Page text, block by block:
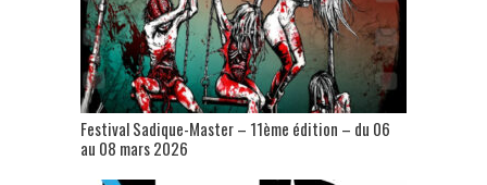
Festival Sadique-Master – 11ème édition – du 06
au 08 mars 2026